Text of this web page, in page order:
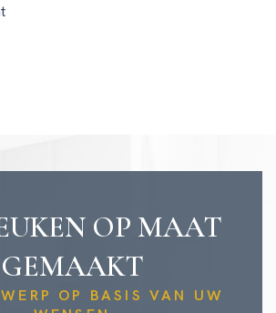
OP MAAT
GEMAAKT
OP BASIS VAN UW